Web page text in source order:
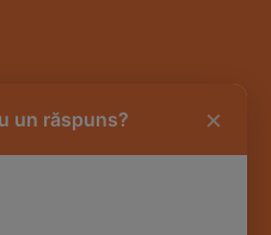
un răspuns? ×